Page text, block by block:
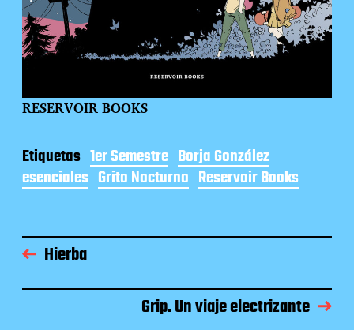
RESERVOIR BOOKS
Etiquetas 1er Semestre Borja González
esenciales Grito Nocturno Reservoir Books
Hierba
Grip. Un viaje electrizante